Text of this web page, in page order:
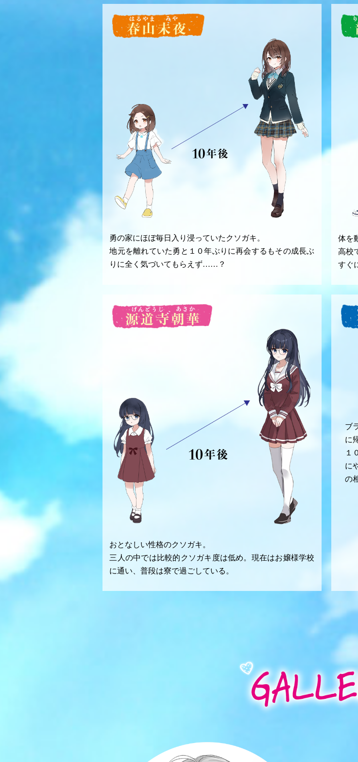
勇の家にほぼ毎日入り浸っていたクソガキ。
地元を離れていた勇と１０年ぶりに再会するもその成長ぶ
りに全く気づいてもらえず……？
体を
高校
すぐ
おとなしい性格のクソガキ。
三人の中では比較的クソガキ度は低め。現在はお嬢様学校
に通い、普段は寮で過ごしている。
ブ
に
１
に
の